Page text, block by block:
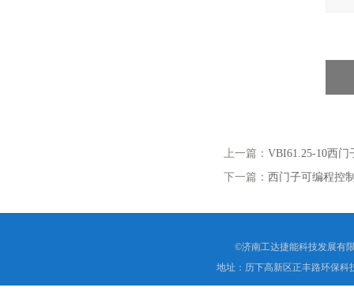
上一篇： VBI61.25-10西
下一篇： 西门子可编程控
©济南工达捷能科技发展有
地址：历下高新区正丰路环保科